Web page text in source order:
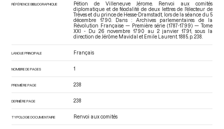
RÉFÉRENCE BIBLIOGRAPHIQUE
Pétion de Villeneuve Jérome. Renvoi aux comités
diplomatique et de féodalité de deux lettres de l'électeur de
Trèves et du prince de Hesse-Dramstadt, lors de la séance du 5
décembre 1790. Dans : Archives parlementaires de la
Révolution Française — Première série (1787-1799) — Tome
XXI - Du 26 novembre 1790 au 2 janvier 1791
, sous la
direction de Jérôme Mavidal et Emile Laurent. 1885. p. 238.
LANGUE PRINCIPALE Français
NOMBRE DE PAGES 1
PREMIÈRE PAGE 238
DERNIÈRE PAGE 238
TYPOLOGIE DOCUMENTAIRE Renvoi aux comités